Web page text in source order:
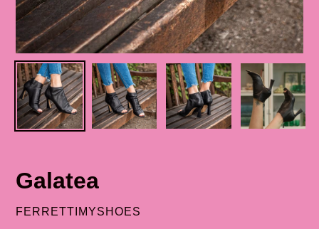
Galatea
VENDITORE
FERRETTIMYSHOES